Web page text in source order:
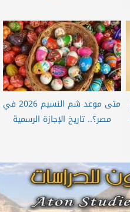
متى موعد شم النسيم 2026 في
مصر؟.. تاريخ الإجازة الرسمية